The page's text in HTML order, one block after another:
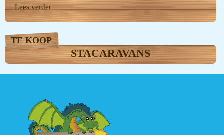
Lees verder
TE KOOP
STACARAVANS